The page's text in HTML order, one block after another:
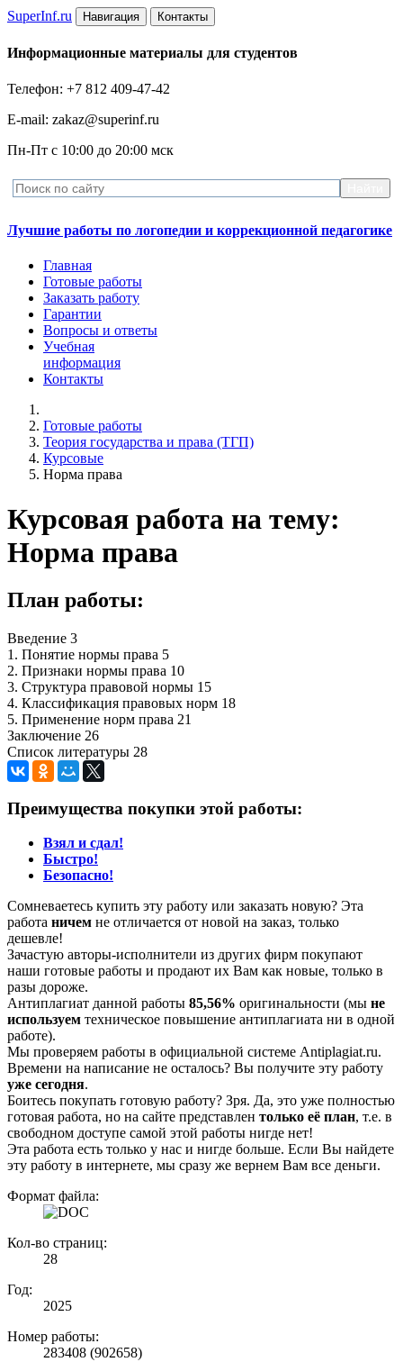
SuperInf.ru Навигация Контакты
Информационные материалы для студентов
Телефон: +7 812 409-47-42
E-mail: zakaz@superinf.ru
Пн-Пт с 10:00 до 20:00 мск
Лучшие работы по логопедии и коррекционной педагогике
Главная
Готовые работы
Заказать работу
Гарантии
Вопросы и ответы
Учебная
информация
Контакты
Готовые работы
Теория государства и права (ТГП)
Курсовые
Норма права
Курсовая работа на тему:
Норма права
План работы:
Введение 3
1. Понятие нормы права 5
2. Признаки нормы права 10
3. Структура правовой нормы 15
4. Классификация правовых норм 18
5. Применение норм права 21
Заключение 26
Список литературы 28
Преимущества покупки этой работы:
Взял и сдал!
Быстро!
Безопасно!
Сомневаетесь купить эту работу или заказать новую? Эта
работа ничем не отличается от новой на заказ, только
дешевле!
Зачастую авторы-исполнители из других фирм покупают
наши готовые работы и продают их Вам как новые, только в
разы дороже.
Антиплагиат данной работы 85,56% оригинальности (мы не
используем техническое повышение антиплагиата ни в одной
работе).
Мы проверяем работы в официальной системе Аntiplagiat.ru.
Времени на написание не осталось? Вы получите эту работу
уже сегодня.
Боитесь покупать готовую работу? Зря. Да, это уже полностью
готовая работа, но на сайте представлен только её план, т.е. в
свободном доступе самой этой работы нигде нет!
Эта работа есть только у нас и нигде больше. Если Вы найдете
эту работу в интернете, мы сразу же вернем Вам все деньги.
Формат файла:
Кол-во страниц:
28
Год:
2025
Номер работы:
283408 (902658)